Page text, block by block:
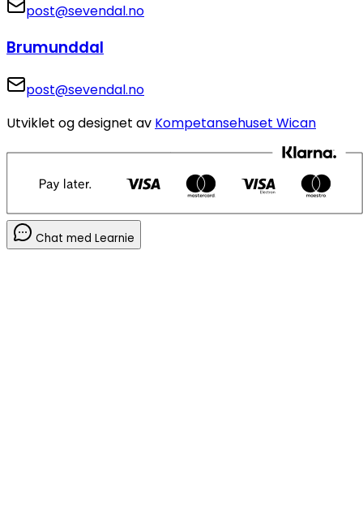
post@sevendal.no
Brumunddal
post@sevendal.no
Utviklet og designet av Kompetansehuset Wican
Chat med Learnie